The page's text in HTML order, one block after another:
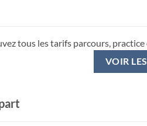
tous les tarifs parcours,
VOIR